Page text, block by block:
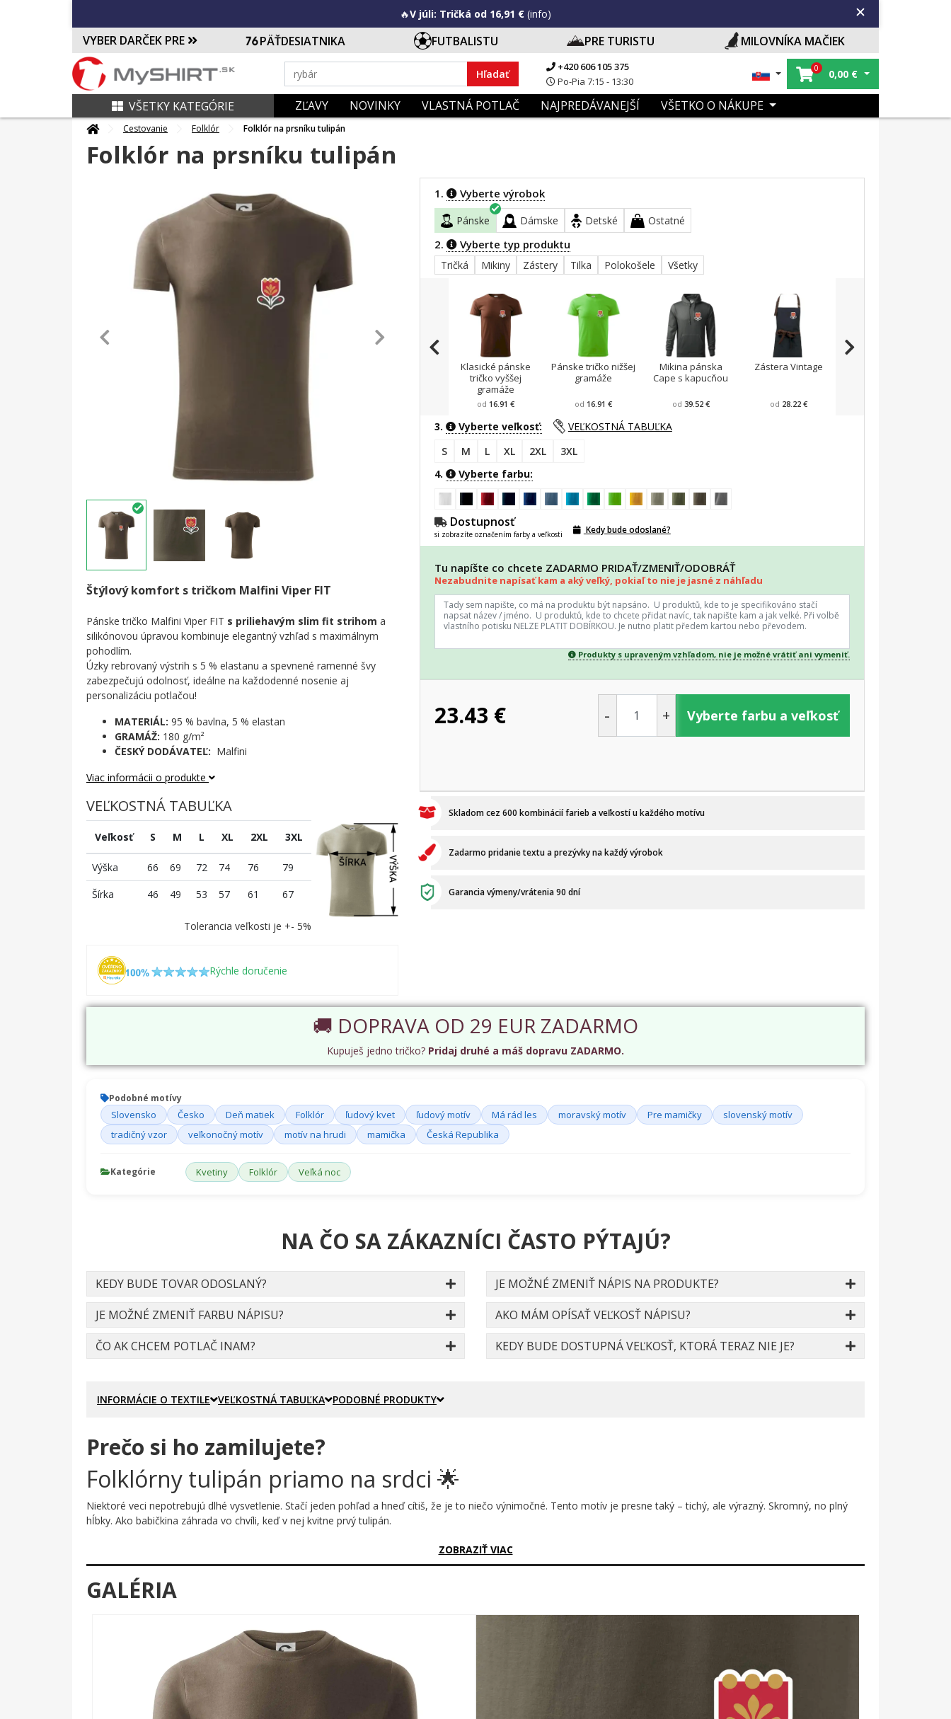
🔥V júli: Tričká od 16,91 € (info)
VYBER DARČEK PRE PÄŤDESIATNIKA FUTBALISTU PRE TURISTU MILOVNÍKA MAČIEK
Hľadať
+420 606 105 375
Po-Pia 7:15 - 13:30
0 0,00 €
VŠETKY KATEGÓRIE ZĽAVY NOVINKY VLASTNÁ POTLAČ NAJPREDÁVANEJŠÍ VŠETKO O NÁKUPE
Cestovanie Folklór Folklór na prsníku tulipán
Folklór na prsníku tulipán
Štýlový komfort s tričkom Malfini Viper FIT
Pánske tričko Malfini Viper FIT s priliehavým slim fit strihom a
silikónovou úpravou kombinuje elegantný vzhľad s maximálnym
pohodlím.
Úzky rebrovaný výstrih s 5 % elastanu a spevnené ramenné švy
zabezpečujú odolnosť, ideálne na každodenné nosenie aj
personalizáciu potlačou!
MATERIÁL: 95 % bavlna, 5 % elastan
GRAMÁŽ: 180 g/m²
ČESKÝ DODÁVATEĽ: Malfini
Viac informácii o produkte
VEĽKOSTNÁ TABUĽKA
Veľkosť S M L XL 2XL 3XL
Výška 66 69 72 74 76
79
Šírka
46 49 53 57 61 67
Tolerancia veľkosti je +- 5%
Rýchle doručenie
1. Vyberte výrobok
Pánske Dámske Detské Ostatné
2. Vyberte typ produktu
Tričká Mikiny Zástery Tilka Polokošele Všetky
Klasické pánske
tričko vyššej
gramáže
od 16.91 €
Pánske tričko nižšej
gramáže
od 16.91 €
Mikina pánska
Cape s kapucňou
od 39.52 €
Zástera Vintage
od 28.22 €
3. Vyberte veľkosť:
VEĽKOSTNÁ TABUĽKA
S
M L XL 2XL
3XL
4.
Vyberte farbu:
Dostupnosť
si zobrazíte označením farby a veľkosti Kedy bude odoslané?
Tu napíšte co chcete ZADARMO PRIDAŤ/ZMENIŤ/ODOBRÁŤ
Nezabudnite napísať kam a aký veľký, pokiaľ to nie je jasné z náhľadu
Produkty s upraveným vzhľadom, nie je možné vrátiť ani vymeniť.
23.43 € - + Vyberte farbu a veľkosť
Skladom cez 600 kombinácií farieb a veľkostí u každého motívu
Zadarmo pridanie textu a prezývky na každý výrobok
Garancia výmeny/vrátenia 90 dní
🚚 DOPRAVA OD 29 EUR ZADARMO
Kupuješ jedno tričko? Pridaj druhé a máš dopravu ZADARMO.
Podobné motívy
Slovensko Česko Deň matiek Folklór ľudový kvet ľudový motív Má rád les moravský motív Pre mamičky
slovenský motív
tradičný vzor
veľkonočný motív motív na hrudi mamička Česká Republika
Kategórie Kvetiny Folklór Veľká noc
NA ČO SA ZÁKAZNÍCI ČASTO PÝTAJÚ?
KEDY BUDE TOVAR ODOSLANÝ?
JE MOŽNÉ ZMENIŤ FARBU NÁPISU?
ČO AK CHCEM POTLAČ INAM?
JE MOŽNÉ ZMENIŤ NÁPIS NA PRODUKTE?
AKO MÁM OPÍSAŤ VEĽKOSŤ NÁPISU?
KEDY BUDE DOSTUPNÁ VEĽKOSŤ, KTORÁ TERAZ NIE JE?
INFORMÁCIE O TEXTILE VEĽKOSTNÁ TABUĽKA PODOBNÉ PRODUKTY
Prečo si ho zamilujete?
Folklórny tulipán priamo na srdci 🌟
Niektoré veci nepotrebujú dlhé vysvetlenie. Stačí jeden pohľad a hneď cítiš, že je to niečo výnimočné. Tento motív je presne taký – tichý, ale výrazný. Skromný, no plný
hĺbky. Ako babičkina záhrada vo chvíli, keď v nej kvitne prvý tulipán.
Folklórny tulipán v sýtočervenej farbe so zlatookrovými lístkami a tmavozelenými stonkami je skvostom ľudovej ornamentiky. Motív nesie v sebe ducha tradičnej
slovenskej a českej ľudovej tvorby – každá línia, každý zaoblený tvar pripomína ručne maľované vzory, ktoré zdobili krojové výšivky a drevené truhly našich predkov.
Komu urobí radosť?
🌟 Každej mamičke, ktorá miluje krásu ľudových tradícií a nosí ich srdcom
🔥 Milovníčkam kvetín, pre ktoré je tulipán symbolom jari a nových začiatkov
💪 Hrdým Slovákám a Češkám, ktoré si ctia svoje korene a kultúrne dedičstvo
✨ Každému, kto hľadá darček s dušou – na Deň matiek, Veľkú noc či len tak pre radosť
ZOBRAZIŤ VIAC
GALÉRIA